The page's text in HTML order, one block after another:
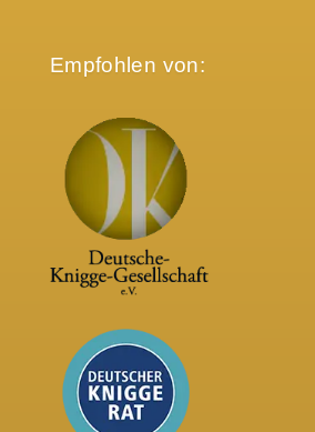
Empfohlen von: